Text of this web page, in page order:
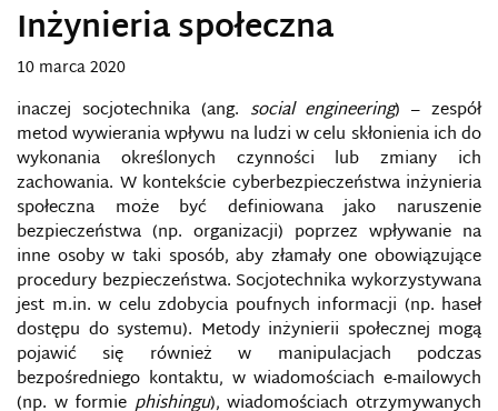
Inżynieria społeczna
10 marca 2020
inaczej socjotechnika (ang. social engineering) – zespół
metod wywierania wpływu na ludzi w celu skłonienia ich do
wykonania określonych czynności lub zmiany ich
zachowania. W kontekście cyberbezpieczeństwa inżynieria
społeczna może być definiowana jako naruszenie
bezpieczeństwa (np. organizacji) poprzez wpływanie na
inne osoby w taki sposób, aby złamały one obowiązujące
procedury bezpieczeństwa. Socjotechnika wykorzystywana
jest m.in. w celu zdobycia poufnych informacji (np. haseł
dostępu do systemu). Metody inżynierii społecznej mogą
pojawić się również w manipulacjach podczas
bezpośredniego kontaktu, w wiadomościach e-mailowych
(np. w formie phishingu), wiadomościach otrzymywanych